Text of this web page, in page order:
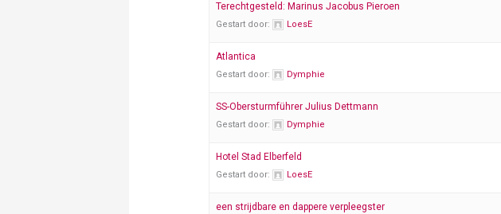
Terechtgesteld: Marinus Jacobus Pieroen
Gestart door: LoesE
Atlantica
Gestart door: Dymphie
SS-Obersturmführer Julius Dettmann
Gestart door: Dymphie
Hotel Stad Elberfeld
Gestart door: LoesE
een strijdbare en dappere verpleegster